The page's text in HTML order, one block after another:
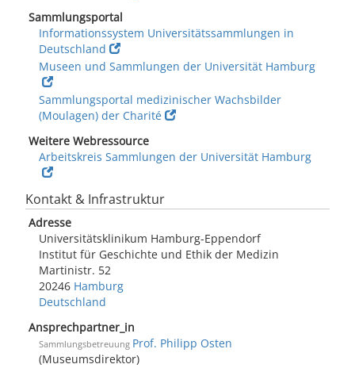
Sammlungsportal
Informationssystem Universitätssammlungen in
Deutschland
Museen und Sammlungen der Universität Hamburg
Sammlungsportal medizinischer Wachsbilder
(Moulagen) der Charité
Weitere Webressource
Arbeitskreis Sammlungen der Universität Hamburg
Kontakt & Infrastruktur
Adresse
Universitätsklinikum Hamburg-Eppendorf
Institut für Geschichte und Ethik der Medizin
Martinistr. 52
20246 Hamburg
Deutschland
Ansprechpartner_in
Sammlungsbetreuung Prof. Philipp Osten
(Museumsdirektor)